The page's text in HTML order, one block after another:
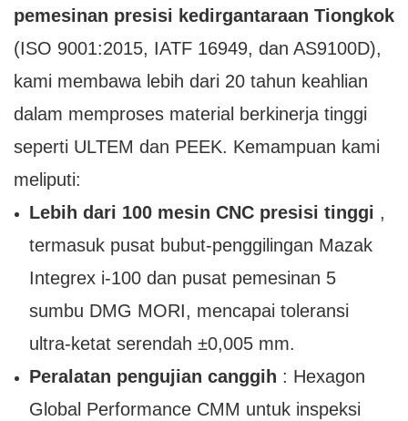
pemesinan presisi kedirgantaraan Tiongkok
(ISO 9001:2015, IATF 16949, dan AS9100D),
kami membawa lebih dari 20 tahun keahlian
dalam memproses material berkinerja tinggi
seperti ULTEM dan PEEK. Kemampuan kami
meliputi:
Lebih dari 100 mesin CNC presisi tinggi ,
termasuk pusat bubut-penggilingan Mazak
Integrex i-100 dan pusat pemesinan 5
sumbu DMG MORI, mencapai toleransi
ultra-ketat serendah ±0,005 mm.
Peralatan pengujian canggih : Hexagon
Global Performance CMM untuk inspeksi